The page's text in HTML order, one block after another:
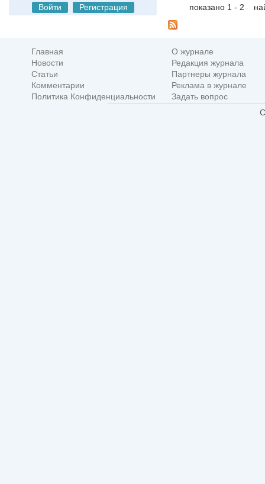
Войти Регистрация показано 1 - 2
Главная
О журнале
Новости
Редакция журнала
Статьи
Партнеры журнала
Комментарии
Реклама в журнале
Политика Конфиденциальности
Задать вопрос